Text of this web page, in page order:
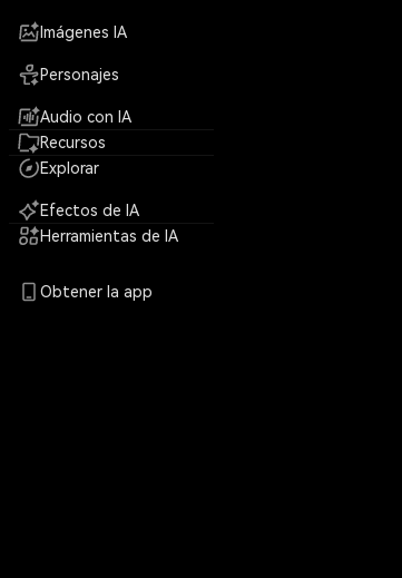
Imágenes IA
Personajes
Audio con IA
Recursos
Explorar
Efectos de IA
Herramientas de IA
Obtener la app